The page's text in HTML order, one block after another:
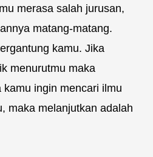
merasa salah jurusan,
matang-matang.
kamu. Jika
menurutmu maka
kamu ingin mencari ilmu
maka melanjutkan adalah